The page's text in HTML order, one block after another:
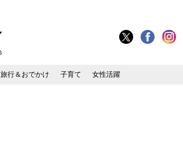
旅行＆おでかけ 子育て 女性活躍